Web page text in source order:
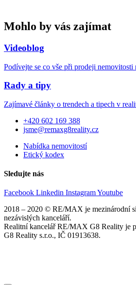
Mohlo by vás zajímat
Videoblog
Podívejte se co vše při prodeji
Rady a tipy
Zajímavé články o trendech a tipech v
+420 602 169 388
jsme@remaxg8reality.cz
Nabídka nemovitostí
Etický kodex
Sledujte nás
Facebook Linkedin InstagramYoutube
2018 – 2020 © RE/MAX je mezinárodní
nezávislých kanceláří.
Realitní kancelář RE/MAX G8 Reality je
G8 Reality s.r.o., IČ 01913638.